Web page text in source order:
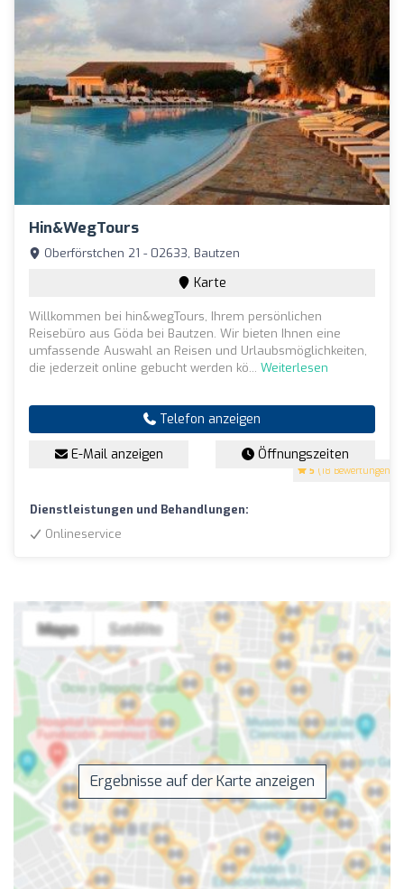
Hin&wegTours
5 (18 Bewertungen)
Oberförstchen 21 - 02633, Bautzen
Karte
Willkommen bei hin&wegTours, Ihrem persönlichen
Reisebüro aus Göda bei Bautzen. Wir bieten Ihnen eine
umfassende Auswahl an Reisen und Urlaubsmöglichkeiten,
die jederzeit online gebucht werden kö... Weiterlesen
Telefon anzeigen
E-Mail anzeigen Öffnungszeiten
Dienstleistungen und Behandlungen:
Onlineservice
Ergebnisse auf der Karte anzeigen